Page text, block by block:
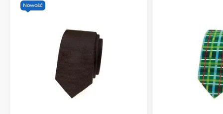
Nowość